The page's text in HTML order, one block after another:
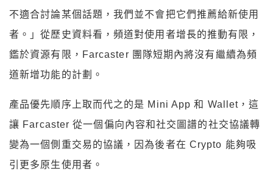
不適合討論某個話題，我們並不會把它們推薦給新使用
者。」從歷史資料看，頻道對使用者增長的推動有限，
鑑於資源有限，Farcaster 團隊短期內將沒有繼續為頻
道新增功能的計劃。
產品優先順序上取而代之的是 Mini App 和 Wallet，這
讓 Farcaster 從一個偏向內容和社交圖譜的社交協議轉
變為一個側重交易的協議，因為後者在 Crypto 能夠吸
引更多原生使用者。